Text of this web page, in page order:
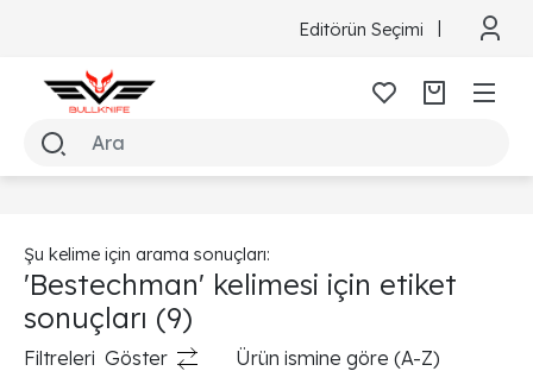
Editörün Seçimi
Şu kelime için arama sonuçları:
'Bestechman' kelimesi için etiket
sonuçları (9)
Filtreleri Göster Ürün ismine göre (A-Z)